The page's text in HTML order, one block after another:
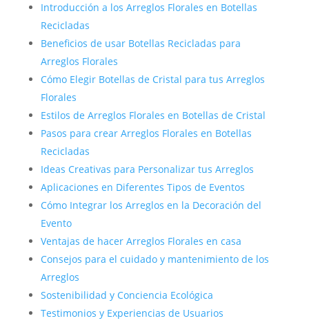
Introducción a los Arreglos Florales en Botellas
Recicladas
Beneficios de usar Botellas Recicladas para
Arreglos Florales
Cómo Elegir Botellas de Cristal para tus Arreglos
Florales
Estilos de Arreglos Florales en Botellas de Cristal
Pasos para crear Arreglos Florales en Botellas
Recicladas
Ideas Creativas para Personalizar tus Arreglos
Aplicaciones en Diferentes Tipos de Eventos
Cómo Integrar los Arreglos en la Decoración del
Evento
Ventajas de hacer Arreglos Florales en casa
Consejos para el cuidado y mantenimiento de los
Arreglos
Sostenibilidad y Conciencia Ecológica
Testimonios y Experiencias de Usuarios